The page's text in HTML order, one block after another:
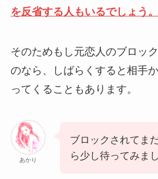
を反省する人もいるでしょう。
そのためもし元恋人のブロッ
のなら、しばらくすると相手
ってくることもあります。
あかり
ブロックされてま
ら少し待ってみま